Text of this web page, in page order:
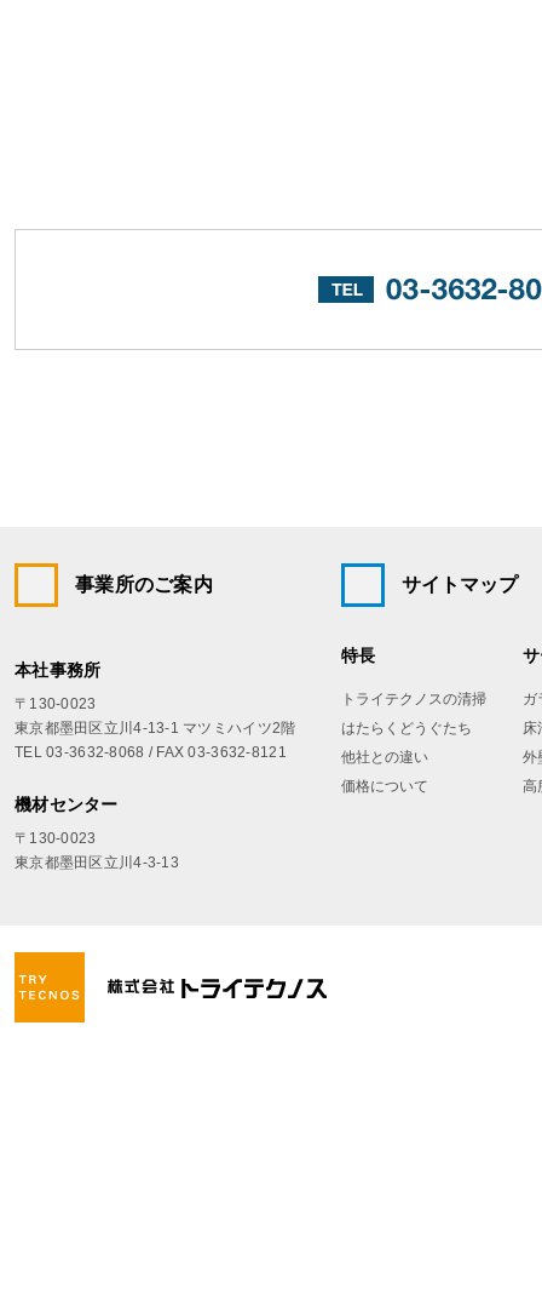
事業所のご案内
本社事務所
〒130-0023
東京都墨田区立川4-13-1 マツミハイツ2階
TEL 03-3632-8068 / FAX 03-3632-8121
機材センター
〒130-0023
東京都墨田区立川4-3-13
サイトマップ
特長
トライテクノスの清掃
はたらくどうぐたち
他社との違い
価格について
ガ
床
外
高